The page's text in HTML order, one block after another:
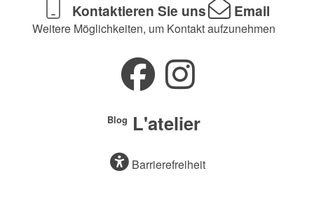
Kontaktieren Sie uns Email
Weitere Möglichkeiten, um Kontakt aufzunehmen
Blog L'atelier
Barrierefreiheit